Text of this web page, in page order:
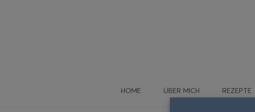
HOME ÜBER MICH REZEPTE